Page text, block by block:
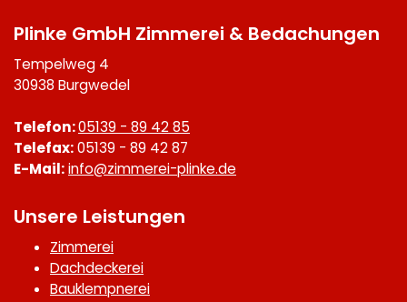
Plinke GmbH Zimmerei & Bedachungen
Tempelweg 4
30938 Burgwedel
Telefon:05139 - 89 42 85
Telefax:05139 - 89 42 87
E-Mail:info@zimmerei-plinke.de
Unsere Leistungen
Zimmerei
Dachdeckerei
Bauklempnerei